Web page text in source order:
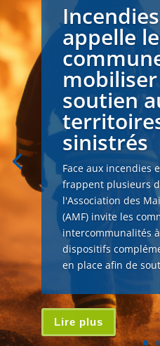
Incendies
appelle
soutien
sinistrés
Face aux incendies
frappent plusieurs
l'Association des
(AMF) invite les
intercommunalités
dispositifs
en place afin de
Lire plus